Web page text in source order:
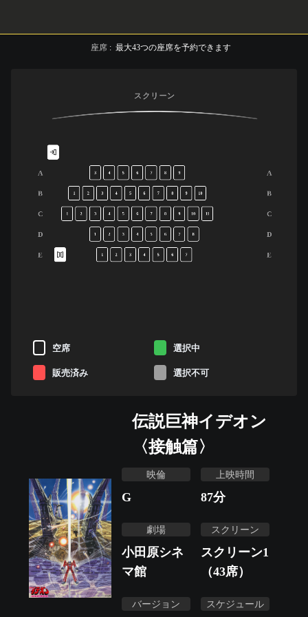
座席 : 最大43つの座席を予約できます
スクリーン
A
B
C
D
E
A
B
C
D
E
3 4 5 6 7 8 9
1 2 3 4 5 6 7 8 9 10
2 3 4 5 6 7 8 9 10 11
1 2 3 4 5 6 7 8
1 2 3 4 5 6 7
空席 選択中
販売済み 選択不可
伝説巨神イデオン
〈接触篇〉
映倫
G
上映時間
87分
劇場
小田原シネ
マ館
スクリーン
スクリーン1
（43席）
バージョン スケジュール